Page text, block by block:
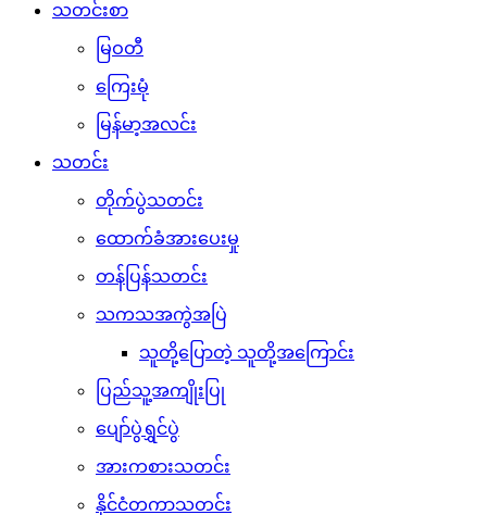
သတင်းစာ
မြဝတီ
ကြေးမုံ
မြန်မာ့အလင်း
သတင်း
တိုက်ပွဲသတင်း
ထောက်ခံအားပေးမှု
တန်ပြန်သတင်း
သကသအကွဲအပြဲ
သူတို့ပြောတဲ့ သူတို့အကြောင်း
ပြည်သူ့အကျိုးပြု
ပျော်ပွဲရွှင်ပွဲ
အားကစားသတင်း
နိုင်ငံတကာသတင်း